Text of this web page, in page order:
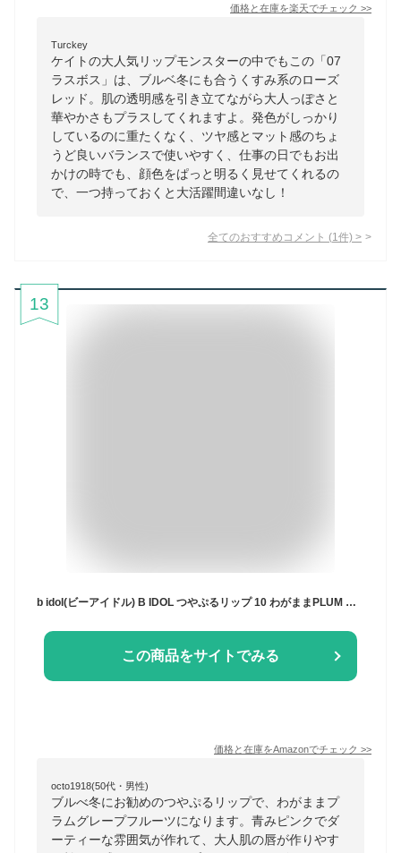
価格と在庫を楽天でチェック >>
Turckey
ケイトの大人気リップモンスターの中でもこの「07
ラスボス」は、ブルベ冬にも合うくすみ系のローズ
レッド。肌の透明感を引き立てながら大人っぽさと
華やかさもプラスしてくれますよ。発色がしっかり
しているのに重たくなく、ツヤ感とマット感のちょ
うど良いバランスで使いやすく、仕事の日でもお出
かけの時でも、顔色をぱっと明るく見せてくれるの
で、一つ持っておくと大活躍間違いなし！
全てのおすすめコメント (1 件) >
13
b idol(ビーアイドル) B IDOL つやぷるリップ 10 わがままPLUM 口紅 グレープフルーツ 2.4グラム (x 1)
この商品をサイトでみる
価格と在庫をAmazonでチェック >>
octo1918(50代・男性)
ブルべ冬にお勧めのつやぷるリップで、わがままプ
ラムグレープフルーツになります。青みピンクでダ
ーティーな雰囲気が作れて、大人肌の唇が作りやす